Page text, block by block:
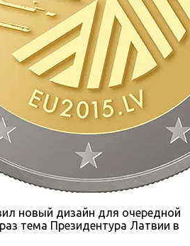
новый дизайн для очередной
тема Президентура Латвии в